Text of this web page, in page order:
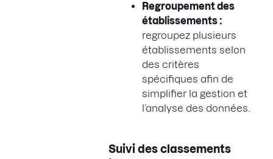
Regroupement des
établissements :
regroupez plusieurs
établissements selon
des critères
spécifiques afin de
simplifier la gestion et
l’analyse des données.
Suivi des classements